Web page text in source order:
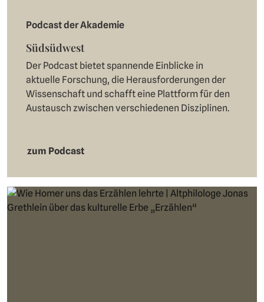
Podcast der Akademie
Südsüdwest
Der Podcast bietet spannende Einblicke in
aktuelle Forschung, die Herausforderungen der
Wissenschaft und schafft eine Plattform für den
Austausch zwischen verschiedenen Disziplinen.
zum Podcast